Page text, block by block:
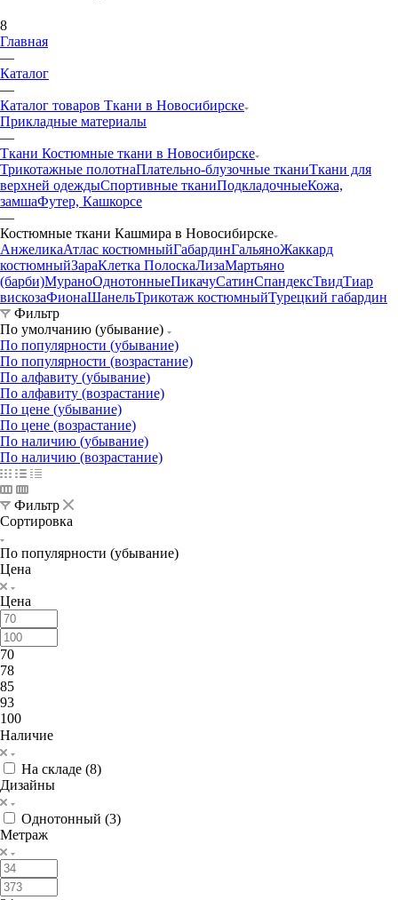
8
Главная
—
Каталог
—
Каталог товаров Ткани в Новосибирске
Прикладные материалы
—
Ткани Костюмные ткани в Новосибирске
Трикотажные полотнаПлательно-блузочные тканиТкани для
верхней одеждыСпортивные тканиПодкладочныеКожа,
замшаФутер, Кашкорсе
—
Костюмные ткани Кашмира в Новосибирске
АнжеликаАтлас костюмныйГабардинГальяноЖаккард
костюмныйЗараКлетка ПолоскаЛизаМартьяно
(барби)МураноОднотонныеПикачуСатинСпандексТвидТиар
вискозаФионаШанельТрикотаж костюмныйТурецкий габардин
Фильтр
По умолчанию (убывание)
По популярности (убывание)
По популярности (возрастание)
По алфавиту (убывание)
По алфавиту (возрастание)
По цене (убывание)
По цене (возрастание)
По наличию (убывание)
По наличию (возрастание)
Фильтр
Сортировка
По популярности (убывание)
Цена
Цена
70
78
85
93
100
Наличие
На складе (8)
Дизайны
Однотонный (3)
Метраж